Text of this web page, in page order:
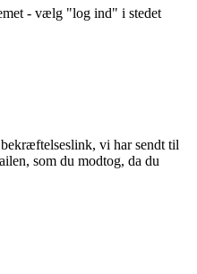
- vælg "log ind" i stedet
vi har sendt til
som du modtog, da du